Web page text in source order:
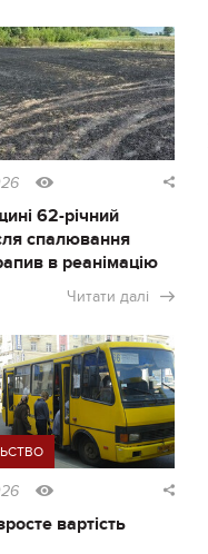
62-річний
спалювання
в реанімацію
Читати далі
вартість